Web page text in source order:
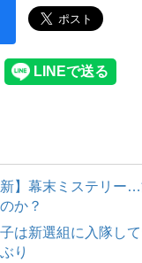
新】幕末ミステリー
か？
は新選組に入隊し
り